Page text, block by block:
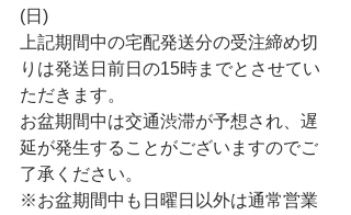
(日)
上記期間中の宅配発送分の受注締め切
りは発送日前日の15時までとさせてい
ただきます。
お盆期間中は交通渋滞が予想され、遅
延が発生することがございますのでご
了承ください。
※お盆期間中も日曜日以外は通常営業